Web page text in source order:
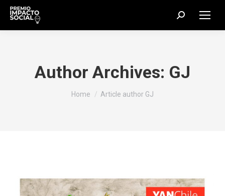
Search:
Author Archives: GJ
You are here:
Home Article author GJ